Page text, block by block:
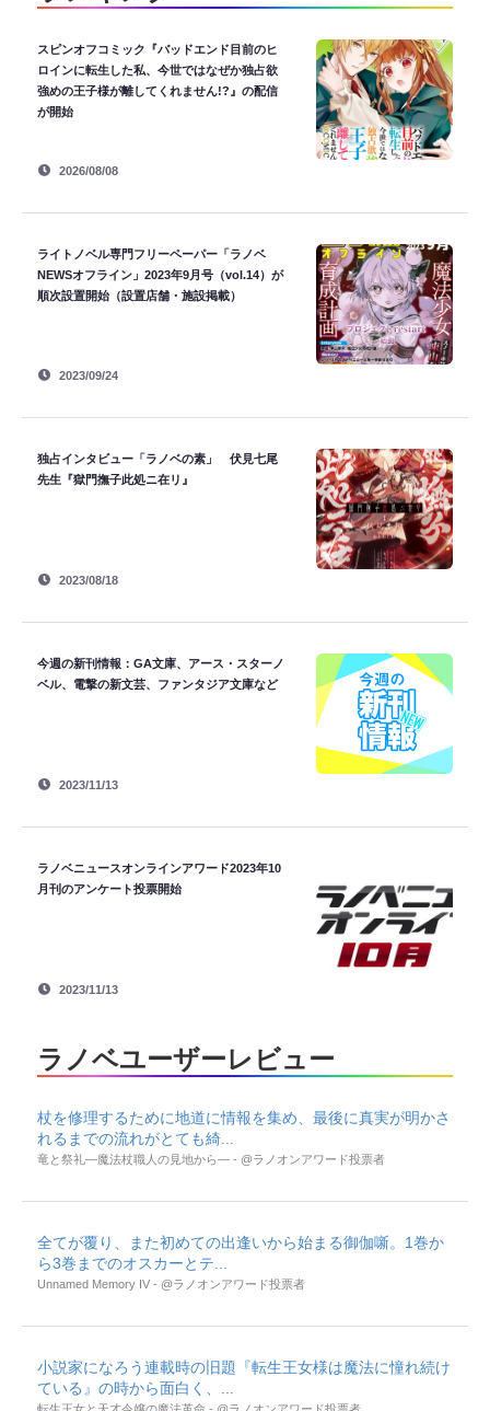
スピンオフコミック『バッドエンド目前のヒ
ロインに転生した私、今世ではなぜか独占欲
強めの王子様が離してくれません!?』の配信
が開始
2026/08/08
ライトノベル専門フリーペーパー「ラノベ
NEWSオフライン」2023年9月号（vol.14）が
順次設置開始（設置店舗・施設掲載）
2023/09/24
独占インタビュー「ラノベの素」 伏見七尾
先生『獄門撫子此処ニ在リ』
2023/08/18
今週の新刊情報：GA文庫、アース・スターノ
ベル、電撃の新文芸、ファンタジア文庫など
2023/11/13
ラノベニュースオンラインアワード2023年10
月刊のアンケート投票開始
2023/11/13
ラノベユーザーレビュー
杖を修理するために地道に情報を集め、最後に真実が明かさ
れるまでの流れがとても綺...
竜と祭礼―魔法杖職人の見地から― - @ラノオンアワード投票者
全てが覆り、また初めての出逢いから始まる御伽噺。1巻か
ら3巻までのオスカーとテ...
Unnamed Memory IV - @ラノオンアワード投票者
小説家になろう連載時の旧題『転生王女様は魔法に憧れ続け
ている』の時から面白く、...